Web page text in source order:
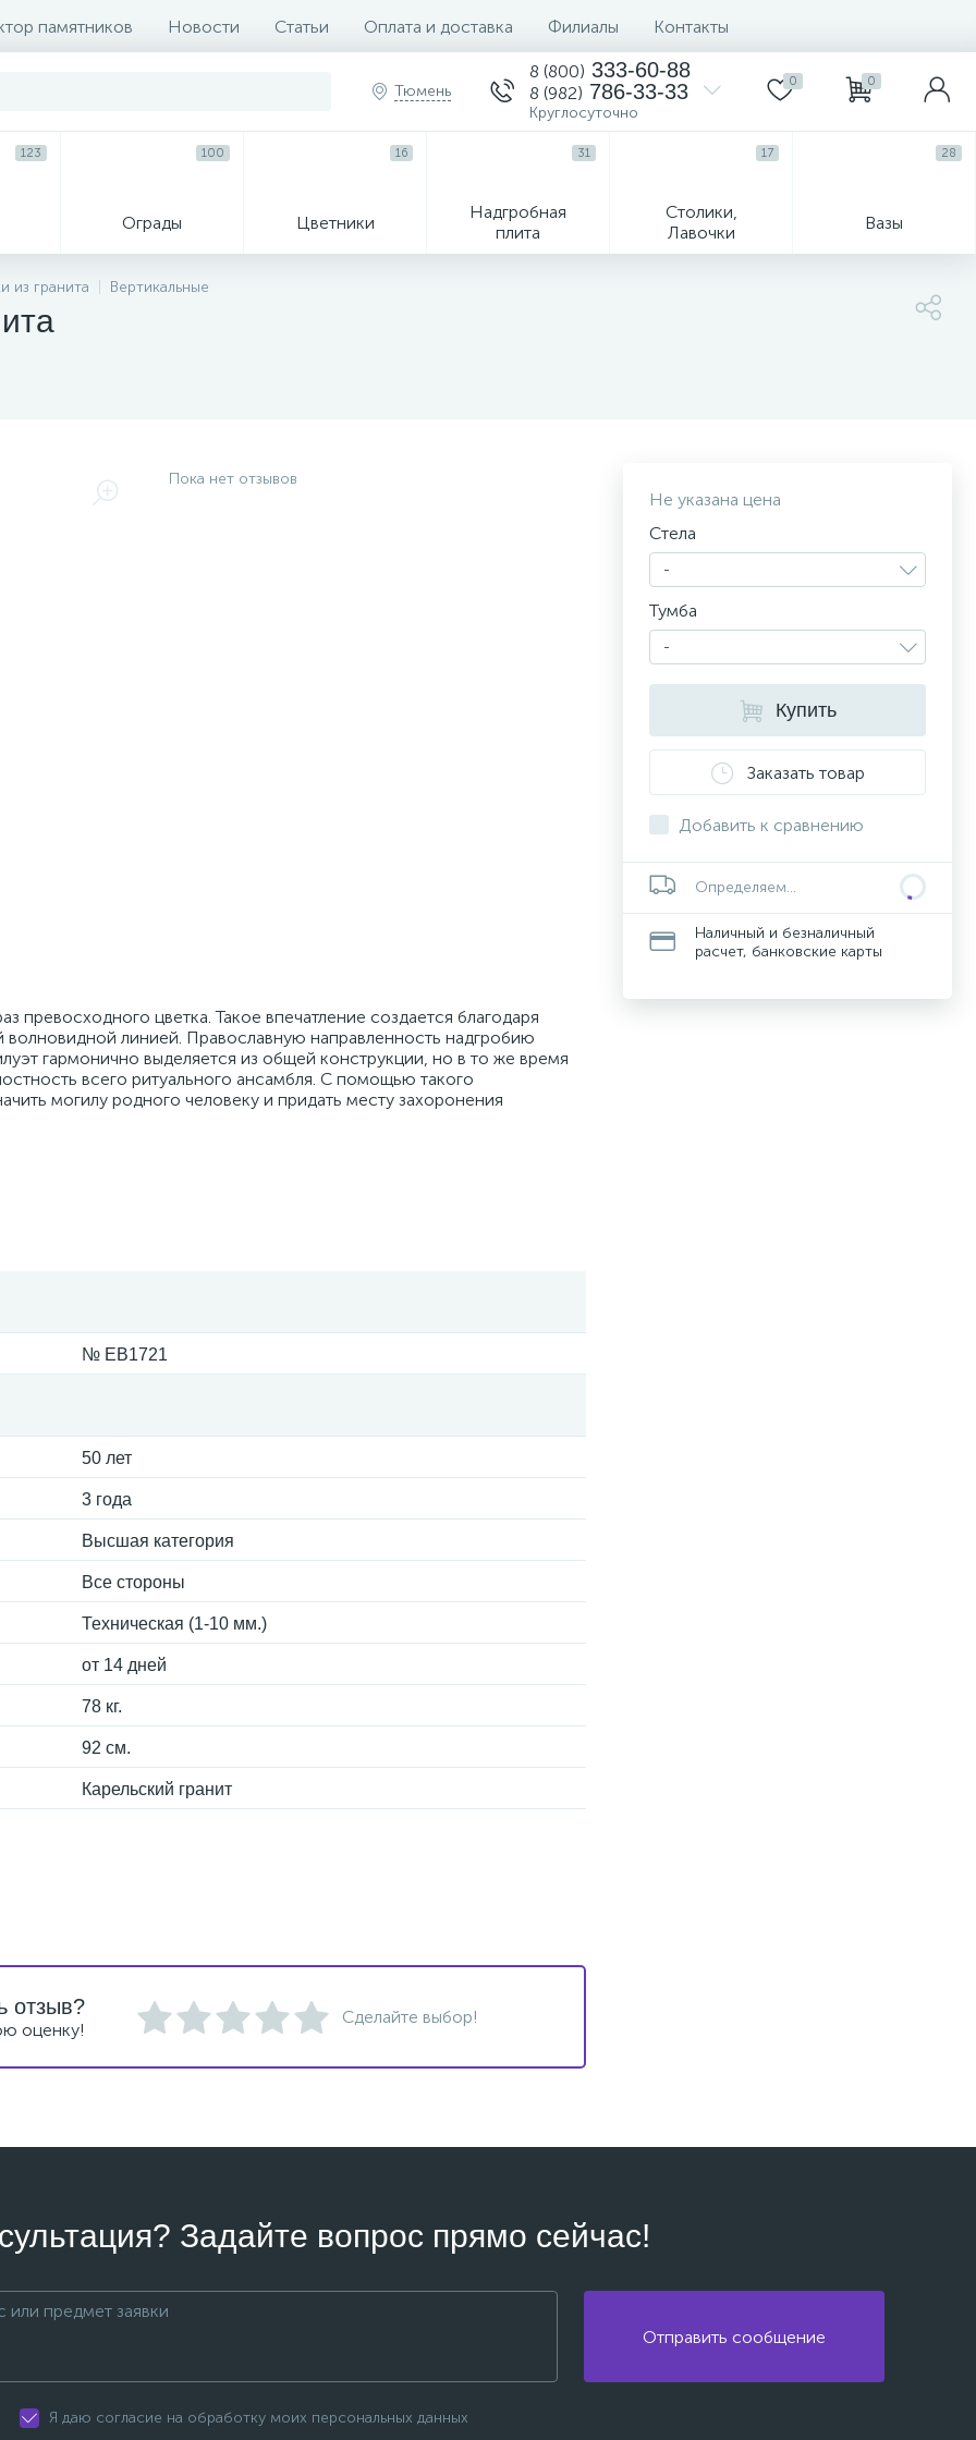
памятников Новости Статьи Оплата и доставка Филиалы Контакты
Тюмень
8 (800) 333-60-88
8 (982) 786-33-33
Круглосуточно
0 0
123
Ограды
100
Цветники
16
Надгробная
плита
31
Столики,
Лавочки
17
Вазы
28
из гранита Вертикальные
Пока нет отзывов
превосходного цветка. Такое впечатление создается благодаря
линией. Православную направленность надгробию
гармонично выделяется из общей конструкции, но в то же время
всего ритуального ансамбля. С помощью такого
могилу родного человеку и придать месту захоронения
№ EB1721
50 лет
3 года
Высшая категория
Все стороны
Техническая (1-10 мм.)
от 14 дней
78 кг.
92 см.
Карельский гранит
Не указана цена
Стела
-
Тумба
-
Купить
Заказать товар
Добавить к сравнению
Определяем...
Наличный и безналичный
расчет, банковские карты
отзыв?
оценку!
Сделайте выбор!
Задайте вопрос прямо сейчас!
Отправить сообщение
Я даю согласие на обработку моих персональных данных